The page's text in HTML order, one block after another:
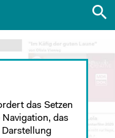
search
das Setzen
das